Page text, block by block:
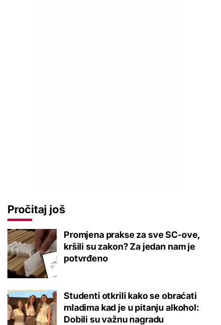
Pročitaj još
Promjena prakse za sve SC-ove,
kršili su zakon? Za jedan nam je
potvrđeno
Studenti otkrili kako se obraćati
mladima kad je u pitanju alkohol:
Dobili su važnu nagradu